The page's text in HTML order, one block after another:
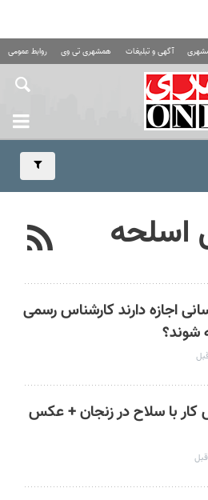
آگهی و تبلیغات همشهری تی وی روابط عمومی
اسلحه
اجازه دارند کارشناس رسمی
شوند؟
کار با سلاح در زنجان + عکس